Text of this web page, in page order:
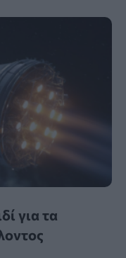
για τα